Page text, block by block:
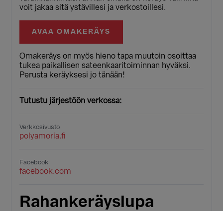
voit jakaa sitä ystävillesi ja verkostoillesi.
AVAA OMAKERÄYS
Omakeräys on myös hieno tapa muutoin osoittaa
tukea paikallisen sateenkaaritoiminnan hyväksi.
Perusta keräyksesi jo tänään!
Tutustu järjestöön verkossa:
Verkkosivusto
polyamoria.fi
Facebook
facebook.com
Rahankeräyslupa